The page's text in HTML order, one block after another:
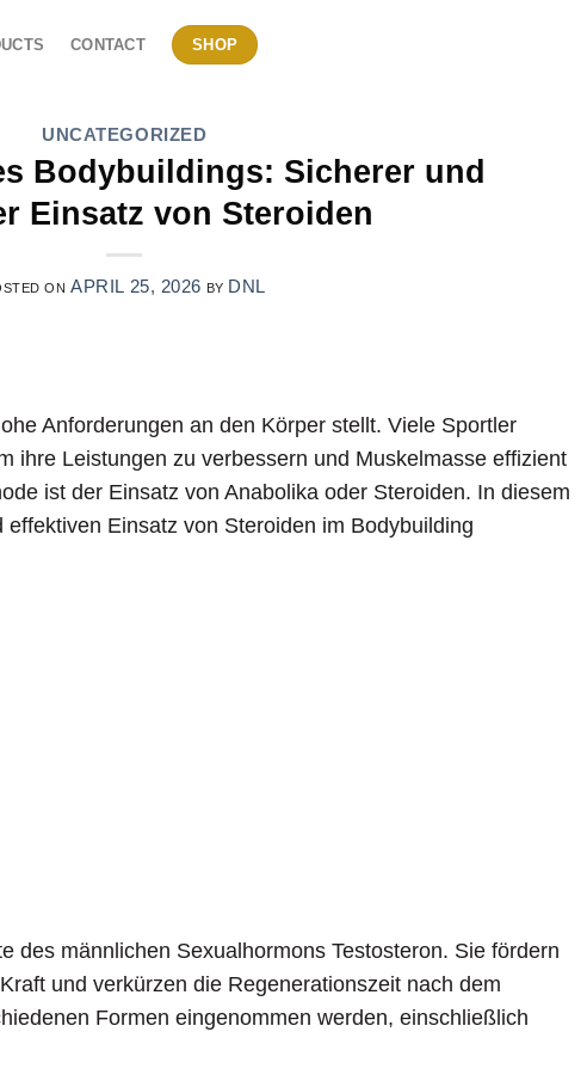
CONTACT SHOP
UNCATEGORIZED
Bodybuildings: Sicherer und
Einsatz von Steroiden
ONAPRIL 25, 2026 BY DNL
Anforderungen an den Körper stellt. Viele Sportler
ihre Leistungen zu verbessern und Muskelmasse effizient
ist der Einsatz von Anabolika oder Steroiden. In diesem
Einsatz von Steroiden im Bodybuilding
des männlichen Sexualhormons Testosteron. Sie fördern
und verkürzen die Regenerationszeit nach dem
Formen eingenommen werden, einschließlich